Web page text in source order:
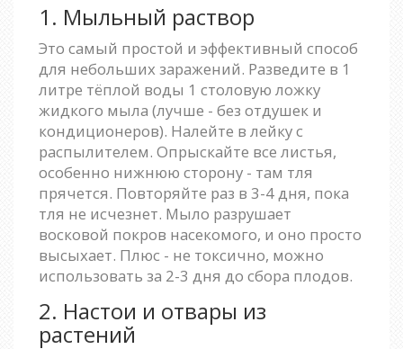
1. Мыльный раствор
Это самый простой и эффективный способ
для небольших заражений. Разведите в 1
литре тёплой воды 1 столовую ложку
жидкого мыла (лучше - без отдушек и
кондиционеров). Налейте в лейку с
распылителем. Опрыскайте все листья,
особенно нижнюю сторону - там тля
прячется. Повторяйте раз в 3-4 дня, пока
тля не исчезнет. Мыло разрушает
восковой покров насекомого, и оно просто
высыхает. Плюс - не токсично, можно
использовать за 2-3 дня до сбора плодов.
2. Настои и отвары из
растений